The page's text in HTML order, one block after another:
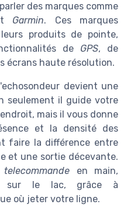
des marques comme
Garmin. Ces marques
produits de pointe,
de GPS, de
écrans haute résolution.
devient une
seulement il guide votre
mais il vous donne
et la densité des
faire la différence entre
et une sortie décevante.
telecommande en main,
sur le lac, grâce à
où jeter votre ligne.